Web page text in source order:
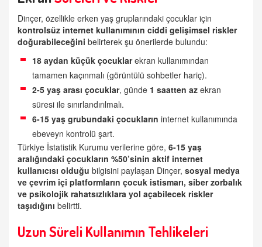
Dinçer, özellikle erken yaş gruplarındaki çocuklar için
kontrolsüz internet kullanımının ciddi gelişimsel riskler
doğurabileceğini belirterek şu önerilerde bulundu:
18 aydan küçük çocuklarekran kullanımından
tamamen kaçınmalı (görüntülü sohbetler hariç).
2-5 yaş arası çocuklar, günde 1 saatten az ekran
süresi ile sınırlandırılmalı.
6-15 yaş grubundaki çocukların internet kullanımında
ebeveyn kontrolü şart.
Türkiye İstatistik Kurumu verilerine göre, 6-15 yaş
aralığındaki çocukların %50’sinin aktif internet
kullanıcısı olduğu bilgisini paylaşan Dinçer, sosyal medya
ve çevrim içi platformların çocuk istismarı, siber zorbalık
ve psikolojik rahatsızlıklara yol açabilecek riskler
taşıdığını belirtti.
Uzun Süreli Kullanımın Tehlikeleri